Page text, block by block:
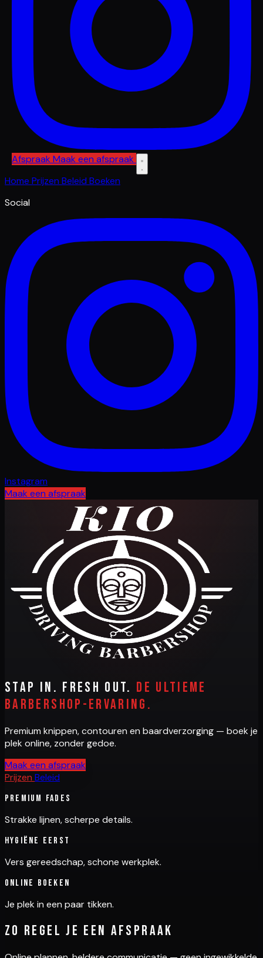
Afspraak Maak een afspraak
Home Prijzen Beleid Boeken
Social
Instagram
Maak een afspraak
Stap in. Fresh out. De ultieme
barbershop-ervaring.
Premium knippen, contouren en baardverzorging — boek je
plek online, zonder gedoe.
Maak een afspraak
Prijzen Beleid
Premium fades
Strakke lijnen, scherpe details.
Hygiëne eerst
Vers gereedschap, schone werkplek.
Online boeken
Je plek in een paar tikken.
Zo regel je een afspraak